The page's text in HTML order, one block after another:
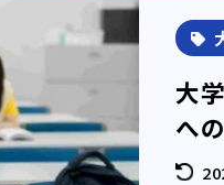
大
へ